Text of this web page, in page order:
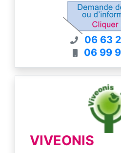
06 63
06 99
VIVEONIS